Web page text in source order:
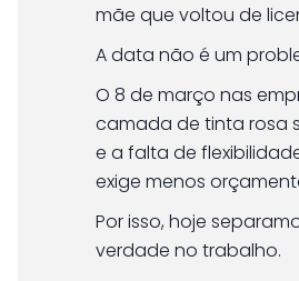
mãe que voltou de
A data não é um
O 8 de março nas
camada de tinta rosa
e a falta de
exige menos
Por isso, hoje
verdade no trabalho.